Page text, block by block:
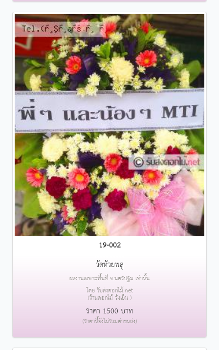
19-002
....................
วัดห้วยพลู
ผลงานเฉพาะพื้นที่ จ.นครปฐม เท่านั้น
โดย รับส่งดอกไม้.net
(ร้านดอกไม้ วังเย็น )
ราคา 1500 บาท
(ราคานี้ยังไม่รวมค่าขนส่ง)